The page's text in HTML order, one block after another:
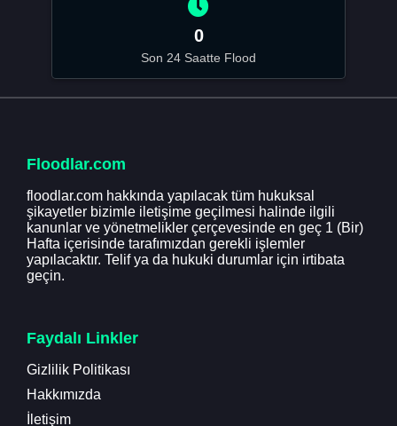
0
Son 24 Saatte Flood
Floodlar.com
floodlar.com hakkında yapılacak tüm hukuksal
şikayetler bizimle iletişime geçilmesi halinde ilgili
kanunlar ve yönetmelikler çerçevesinde en geç 1 (Bir)
Hafta içerisinde tarafımızdan gerekli işlemler
yapılacaktır. Telif ya da hukuki durumlar için irtibata
geçin.
Faydalı Linkler
Gizlilik Politikası
Hakkımızda
İletişim